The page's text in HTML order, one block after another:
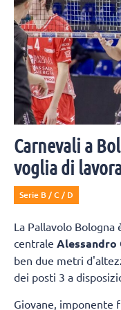
Carnevali a
voglia di
Serie B / C / D
La Pallavolo
centrale Alessandro
ben due metri
dei posti 3 a
Giovane, imponente